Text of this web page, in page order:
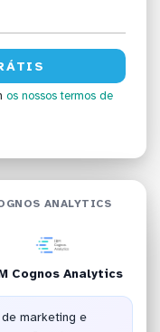
os nossos termos de
ANALYTICS
Cognos Analytics
marketing e